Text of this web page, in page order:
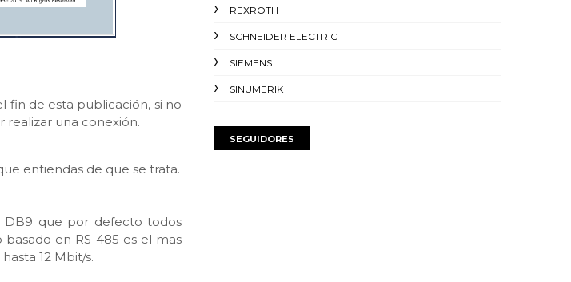
fin de esta publicación, si no
realizar una conexión.
entiendas de que se trata.
DB9 que por defecto todos
en RS-485 es el mas
12 Mbit/s.
REXROTH
SCHNEIDER ELECTRIC
SIEMENS
SINUMERIK
SEGUIDORES